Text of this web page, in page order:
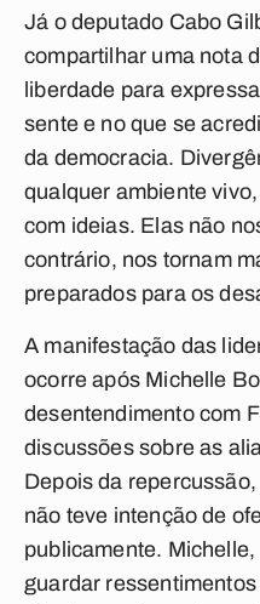
Já o deputado Cabo
compartilhar uma nota
liberdade para
sente e no que se
da democracia.
qualquer ambiente
com ideias. Elas não
contrário, nos tornam
preparados para os
A manifestação das
ocorre após Michelle
desentendimento com
discussões sobre as
Depois da
não teve intenção de
publicamente.
guardar